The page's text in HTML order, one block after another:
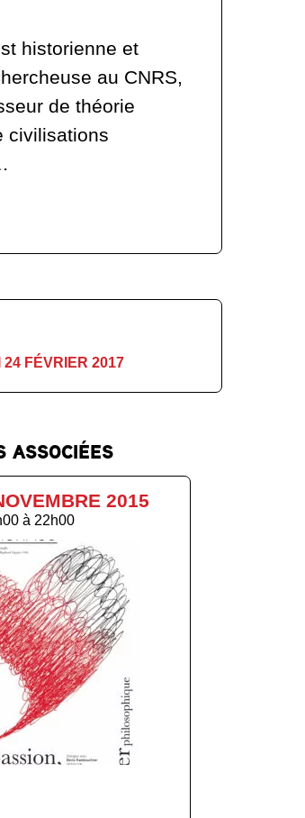
historienne et
au CNRS,
de théorie
civilisations
FÉVRIER 2017
ASSOCIÉES
2015
à 22h00